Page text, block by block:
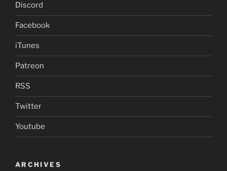
Discord
Facebook
iTunes
Patreon
RSS
Twitter
Youtube
ARCHIVES